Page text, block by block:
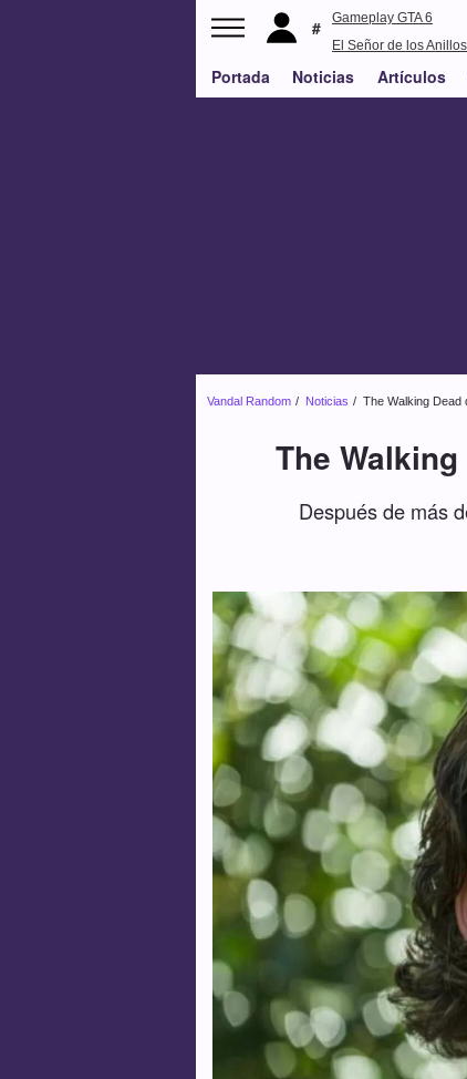
Gameplay GTA 6
El Señor de los Anillos
PS5
Portada Noticias Artículos
Vandal Random Noticias The Walking Dead
The
Después de más